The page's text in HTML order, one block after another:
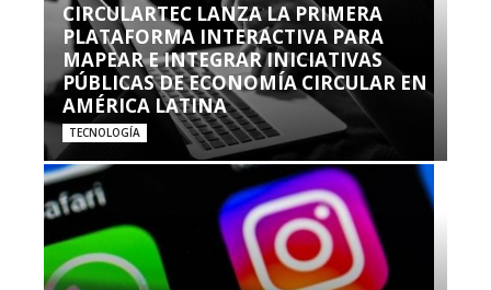
CIRCULARTEC LANZA LA PRIMERA
PLATAFORMA INTERACTIVA PARA
MAPEAR E INTEGRAR INICIATIVAS
PÚBLICAS DE ECONOMÍA CIRCULAR EN
AMÉRICA LATINA
TECNOLOGÍA